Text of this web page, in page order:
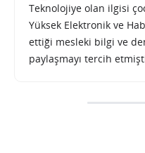
Teknolojiye olan ilgisi
Yüksek Elektronik ve
ettiği mesleki bilgi ve
paylaşmayı tercih